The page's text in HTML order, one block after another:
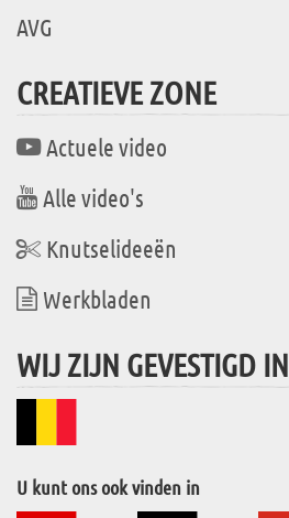
AVG
CREATIEVE ZONE
Actuele video
Alle video's
Knutselideeën
Werkbladen
WIJ ZIJN GEVESTIGD IN
U kunt ons ook vinden in